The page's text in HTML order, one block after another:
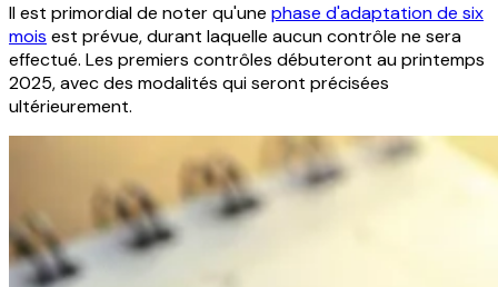
Il est primordial de noter qu'une phase d'adaptation de six
mois est prévue, durant laquelle aucun contrôle ne sera
effectué. Les premiers contrôles débuteront au printemps
2025, avec des modalités qui seront précisées
ultérieurement.